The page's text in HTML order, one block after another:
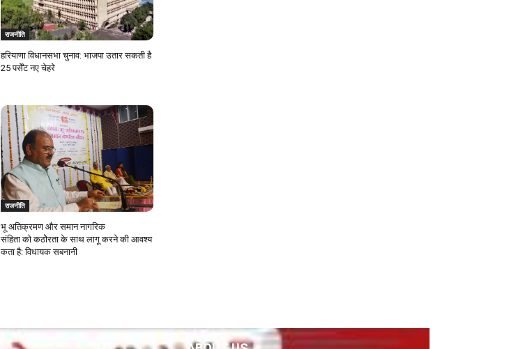
राजनीति
हरियाणा विधानसभा चुनाव: भाजपा उतार सकती है
25 पर्सेंट नए चेहरे
राजनीति
भू अतिक्रमण और समान नागरिक
संहिता काे कठाेेरता के साथ लागू करने की आवश्य
कता है: विधायक सबनानी